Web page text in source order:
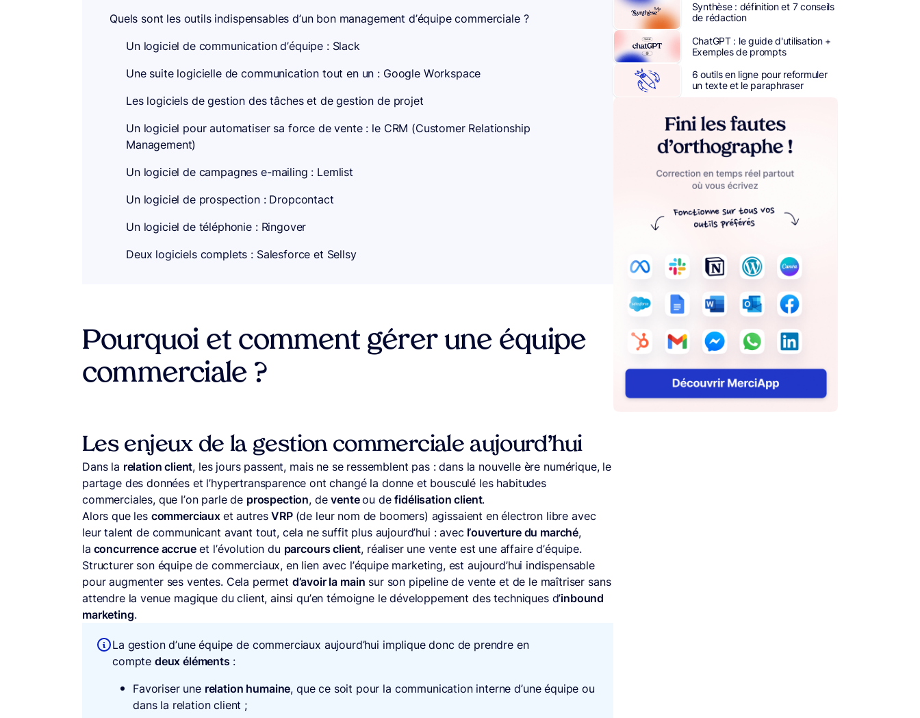
Quels sont les outils indispensables d’un bon management d’équipe commerciale ?
Un logiciel de communication d’équipe : Slack
Une suite logicielle de communication tout en un : Google Workspace
Les logiciels de gestion des tâches et de gestion de projet
Un logiciel pour automatiser sa force de vente : le CRM (Customer Relationship
Management)
Un logiciel de campagnes e-mailing : Lemlist
Un logiciel de prospection : Dropcontact
Un logiciel de téléphonie : Ringover
Deux logiciels complets : Salesforce et Sellsy
Pourquoi et comment gérer une équipe
commerciale ?
Les enjeux de la gestion commerciale aujourd’hui
Dans la relation client, les jours passent, mais ne se ressemblent pas : dans la nouvelle ère numérique, le
partage des données et l’hypertransparence ont changé la donne et bousculé les habitudes
commerciales, que l’on parle de prospection, deventeou defidélisation client.
Alors que les commerciaux et autresVRP (de leur nom de boomers) agissaient en électron libre avec
leur talent de communicant avant tout, cela ne suffit plus aujourd’hui : avec l’ouverture du marché,
la concurrence accrueet l’évolution du parcours client, réaliser une vente est une affaire d’équipe.
Structurer son équipe de commerciaux, en lien avec l’équipe marketing, est aujourd’hui indispensable
pour augmenter ses ventes. Cela permet d’avoir la main sur son pipeline de vente et de le maîtriser sans
attendre la venue magique du client, ainsi qu’en témoigne le développement des techniques d’inbound
marketing.
La gestion d’une équipe de commerciaux aujourd’hui implique donc de prendre en
compte deux éléments :
Favoriser une relation humaine, que ce soit pour la communication interne d’une équipe ou
dans la relation client ;
Synthèse : définition et 7 conseils
de rédaction
ChatGPT : le guide d'utilisation +
Exemples de prompts
6 outils en ligne pour reformuler
un texte et le paraphraser